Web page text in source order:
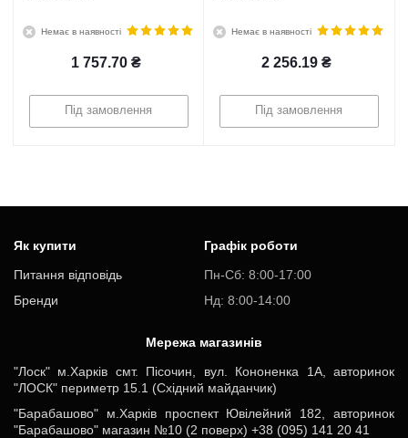
Немає в наявності
1 757.70₴
Під замовлення
Немає в наявності
2 256.19₴
Під замовлення
Як купити
Питання відповідь
Бренди
Графік роботи
Пн-Cб: 8:00-17:00
Нд: 8:00-14:00
Мережа магазинів
"Лоск" м.Харків смт. Пісочин, вул. Кононенка 1А, авторинок
"ЛОСК" периметр 15.1 (Східний майданчик)
"Барабашово" м.Харків проспект Ювілейний 182, авторинок
"Барабашово" магазин №10 (2 поверх) +38 (095) 141 20 41